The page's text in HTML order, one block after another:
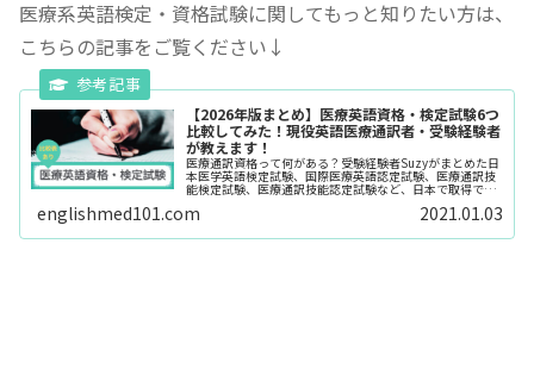
医療系英語検定・資格試験に関してもっと知りたい方は、
こちらの記事をご覧ください↓
【2026年版まとめ】医療英語資格・検定試験6つ
比較してみた！現役英語医療通訳者・受験経験者
が教えます！
医療通訳資格って何がある？受験経験者Suzyがまとめた日
本医学英語検定試験、国際医療英語認定試験、医療通訳技
能検定試験、医療通訳技能認定試験など、日本で取得でき
格ICM（国際臨床医学会）認定など、試験の説明とメリッ
過去問集も。
englishmed101.com 2021.01.03